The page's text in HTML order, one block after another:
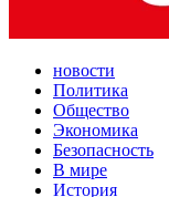
новости
Политика
Общество
Экономика
Безопасность
В мире
История